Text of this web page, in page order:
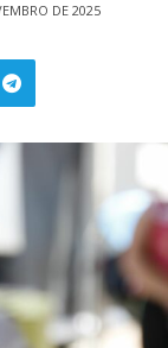
DE 2025